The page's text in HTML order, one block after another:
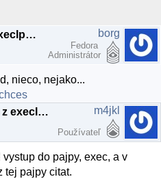
Re: Ako dostat vystup z execlp do stringovej premmenej borg
Fedora
Administrátor
nieco, nejako...
Re: Ako dostat vystup z execlp do stringovej premmenej
m4jkl
Používateľ
do pajpy, exec, a v
tej pajpy citat.